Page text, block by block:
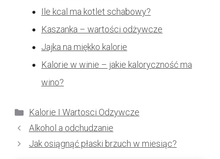
Ile kcal ma kotlet schabowy?
Kaszanka – wartości odżywcze
Jajka na miękko kalorie
Kalorie w winie – jakie kaloryczność ma
wino?
Kategorie
Kalorie I Wartosci Odzywcze
Alkohol a odchudzanie
Jak osiągnąć płaski brzuch w miesiąc?